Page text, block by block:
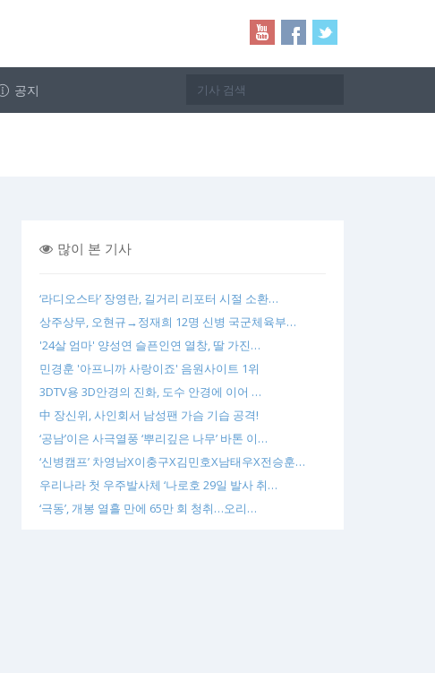
공지
많이 본 기사
‘라디오스타’ 장영란, 길거리 리포터 시절 소환…
상주상무, 오현규→정재희 12명 신병 국군체육부…
'24살 엄마' 양성연 슬픈인연 열창, 딸 가진…
민경훈 '아프니까 사랑이죠' 음원사이트 1위
3DTV용 3D안경의 진화, 도수 안경에 이어 …
中 장신위, 사인회서 남성팬 가슴 기습 공격!
‘공남’이은 사극열풍 ‘뿌리깊은 나무’ 바톤 이…
‘신병캠프’ 차영남X이충구X김민호X남태우X전승훈…
우리나라 첫 우주발사체 ‘나로호 29일 발사 취…
‘극동’, 개봉 열흘 만에 65만 회 청취…오리…